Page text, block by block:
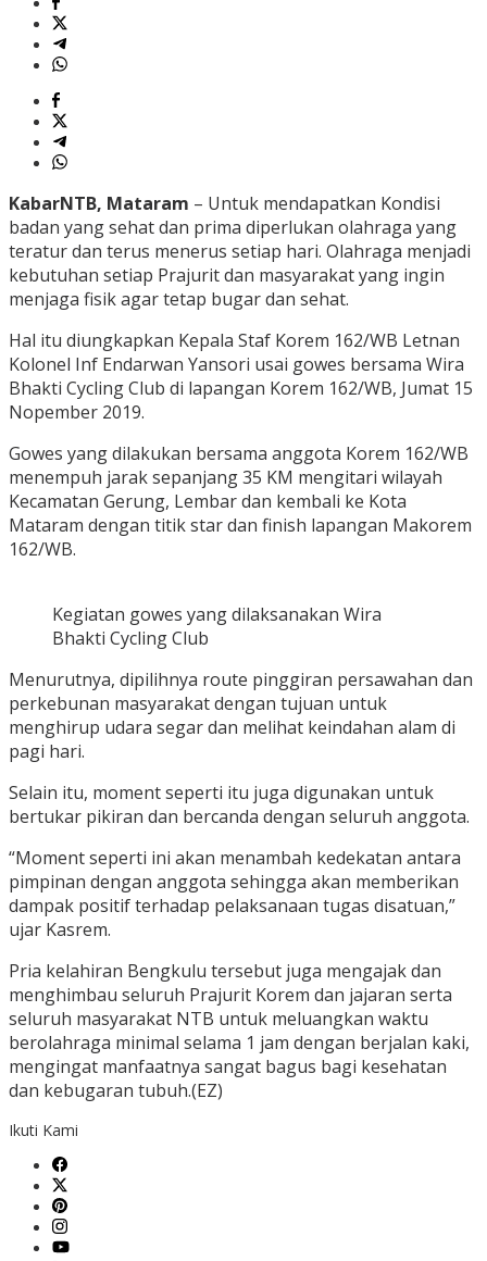
KabarNTB, Mataram – Untuk mendapatkan Kondisi
badan yang sehat dan prima diperlukan olahraga yang
teratur dan terus menerus setiap hari. Olahraga menjadi
kebutuhan setiap Prajurit dan masyarakat yang ingin
menjaga fisik agar tetap bugar dan sehat.
Hal itu diungkapkan Kepala Staf Korem 162/WB Letnan
Kolonel Inf Endarwan Yansori usai gowes bersama Wira
Bhakti Cycling Club di lapangan Korem 162/WB, Jumat 15
Nopember 2019.
Gowes yang dilakukan bersama anggota Korem 162/WB
menempuh jarak sepanjang 35 KM mengitari wilayah
Kecamatan Gerung, Lembar dan kembali ke Kota
Mataram dengan titik star dan finish lapangan Makorem
162/WB.
Kegiatan gowes yang dilaksanakan Wira
Bhakti Cycling Club
Menurutnya, dipilihnya route pinggiran persawahan dan
perkebunan masyarakat dengan tujuan untuk
menghirup udara segar dan melihat keindahan alam di
pagi hari.
Selain itu, moment seperti itu juga digunakan untuk
bertukar pikiran dan bercanda dengan seluruh anggota.
“Moment seperti ini akan menambah kedekatan antara
pimpinan dengan anggota sehingga akan memberikan
dampak positif terhadap pelaksanaan tugas disatuan,”
ujar Kasrem.
Pria kelahiran Bengkulu tersebut juga mengajak dan
menghimbau seluruh Prajurit Korem dan jajaran serta
seluruh masyarakat NTB untuk meluangkan waktu
berolahraga minimal selama 1 jam dengan berjalan kaki,
mengingat manfaatnya sangat bagus bagi kesehatan
dan kebugaran tubuh.(EZ)
Ikuti Kami